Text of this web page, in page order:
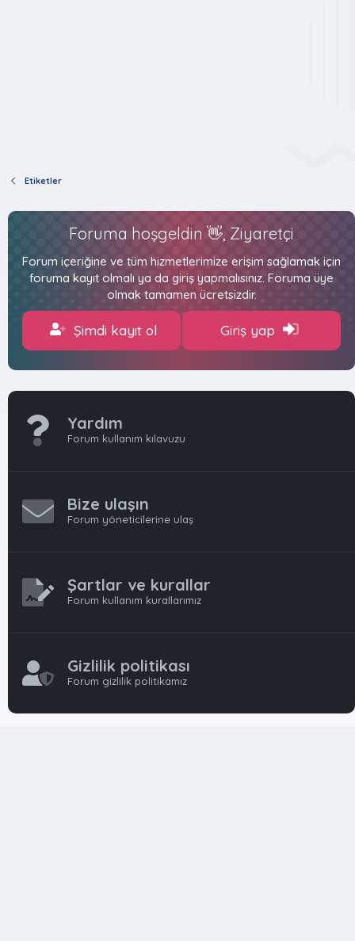
Etiketler
Foruma hoşgeldin 👋, Ziyaretçi
Forum içeriğine ve tüm hizmetlerimize erişim sağlamak için
foruma kayıt olmalı ya da giriş yapmalısınız. Foruma üye
olmak tamamen ücretsizdir.
Şimdi kayıt ol Giriş yap
Yardım
Forum kullanım kılavuzu
Bize ulaşın
Forum yöneticilerine ulaş
Şartlar ve kurallar
Forum kullanım kurallarımız
Gizlilik politikası
Forum gizlilik politikamız